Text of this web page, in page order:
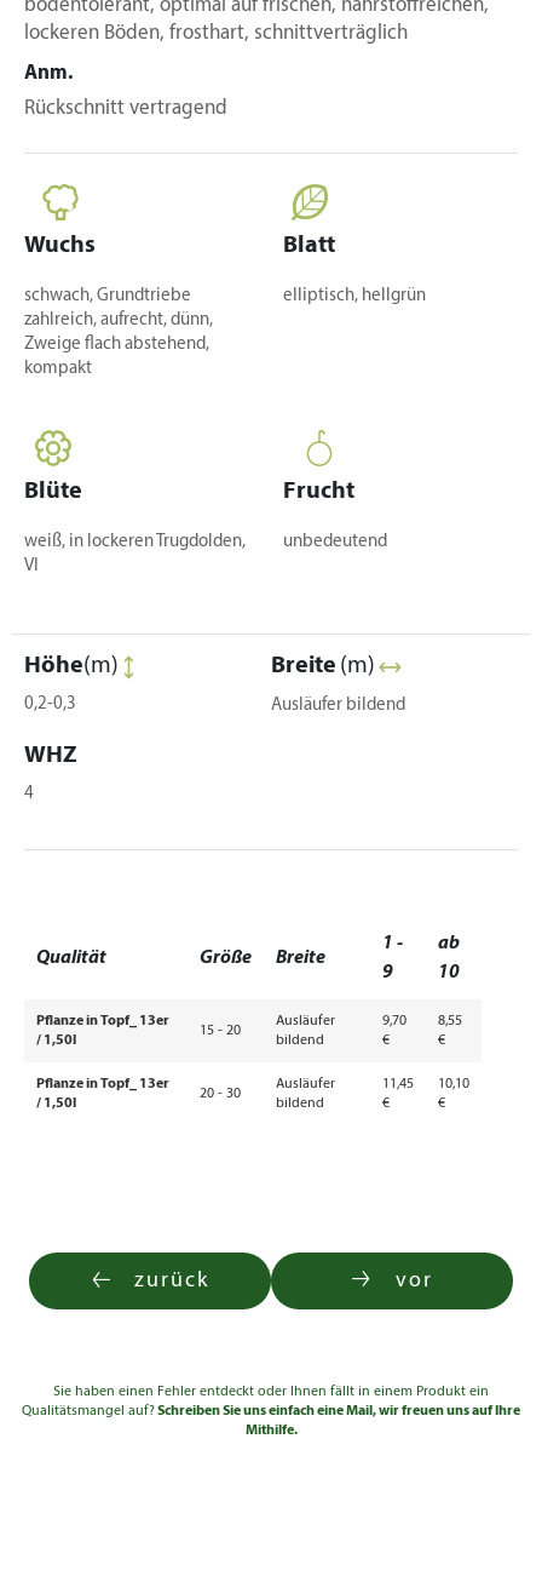
bodentolerant, optimal auf frischen, nährstoffreichen,
lockeren Böden, frosthart, schnittverträglich
Anm.
Rückschnitt vertragend
Wuchs
schwach, Grundtriebe
zahlreich, aufrecht, dünn,
Zweige flach abstehend,
kompakt
Blatt
elliptisch, hellgrün
Blüte
weiß, in lockeren Trugdolden,
VI
Frucht
unbedeutend
Höhe(m)
0,2-0,3
Breite (m)
Ausläufer bildend
WHZ
4
Qualität Größe Breite
1 -
9
ab
10
Pflanze in Topf_ 13er
/ 1,50l
15 - 20
Ausläufer
bildend
9,70
€
8,55
€
Pflanze in Topf_ 13er
/ 1,50l
20 - 30
Ausläufer
bildend
11,45
€
10,10
€
zurück vor
Sie haben einen Fehler entdeckt oder Ihnen fällt in einem Produkt ein
Qualitätsmangel auf?Schreiben Sie uns einfach eine Mail, wir freuen uns auf Ihre
Mithilfe.